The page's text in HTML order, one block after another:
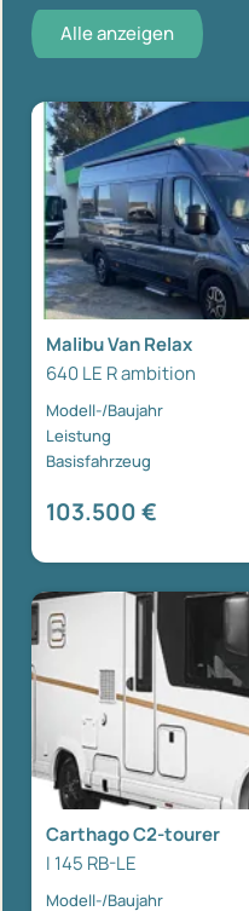
Alle anzeigen
Malibu Van Relax
640 LE R ambition
Modell-/Baujahr
Leistung
Basisfahrzeug
103.500 €
Carthago C2-tourer
I 145 RB-LE
Modell-/Baujahr